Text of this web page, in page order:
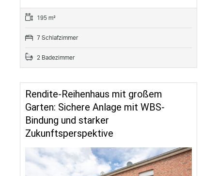
195 m²
7 Schlafzimmer
2 Badezimmer
Rendite-Reihenhaus mit großem
Garten: Sichere Anlage mit WBS-
Bindung und starker
Zukunftsperspektive